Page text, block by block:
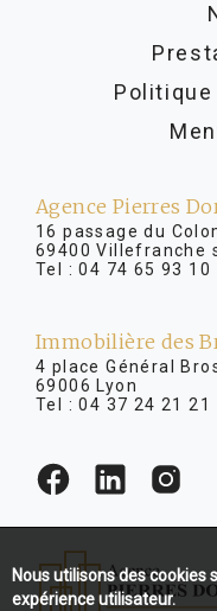
Agence Pierres
16 passage du
69400 Villefranche
Tel :04 74 65 93 10
Immobilière des
4 place Général
69006 Lyon
Tel :04 37 24 21 21
Nous utilisons des cookies
expérience utilisateur.